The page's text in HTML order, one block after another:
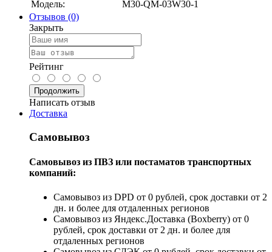
Модель:
M30-QM-03W30-1
Отзывов (0)
Закрыть
Рейтинг
Продолжить
Написать отзыв
Доставка
Самовывоз
Самовывоз из ПВЗ или постаматов транспортных
компаний:
Самовывоз из DPD от 0 рублей, срок доставки от 2
дн. и более для отдаленных регионов
Самовывоз из Яндекс.Доставка (Boxberry) от 0
рублей, срок доставки от 2 дн. и более для
отдаленных регионов